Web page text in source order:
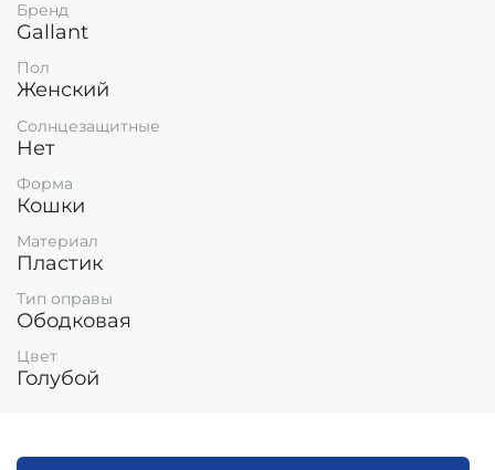
Бренд
Gallant
Пол
Женский
Солнцезащитные
Нет
Форма
Кошки
Материал
Пластик
Тип оправы
Ободковая
Цвет
Голубой